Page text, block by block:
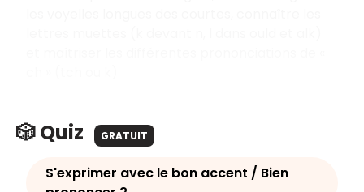
🎲 Quiz GRATUIT
S'exprimer avec le bon accent / Bien